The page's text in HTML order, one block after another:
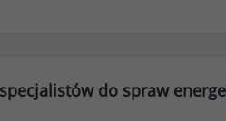
do spraw